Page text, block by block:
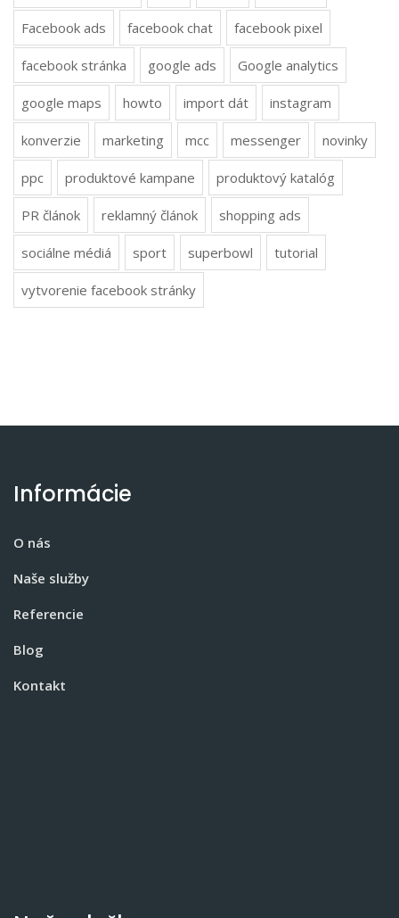
Facebook ads facebook chat facebook pixel
facebook stránka google ads Google analytics
google maps howto import dát instagram
konverzie marketing mcc messenger novinky
ppc produktové kampane produktový katalóg
PR článok reklamný článok shopping ads
sociálne médiá sport superbowl tutorial
vytvorenie facebook stránky
Informácie
O nás
Naše služby
Referencie
Blog
Kontakt